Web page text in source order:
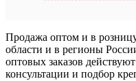
Продажа оптом и в
области и в регионы
оптовых заказов
консультации и подбор